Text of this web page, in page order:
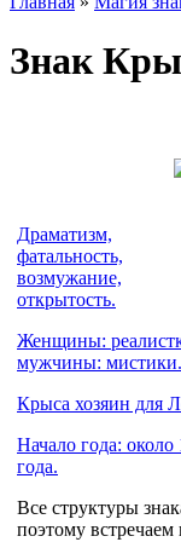
Знак
Драматизм,
фатальность,
возмужание,
открытость.
Женщины:
мужчины: мистики.
Крыса хозяин для
Начало года:
года.
Все структуры
поэтому